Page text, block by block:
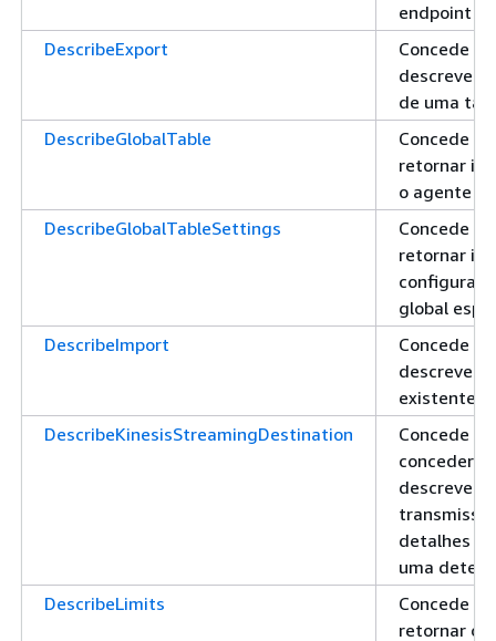
endpoint
DescribeExport
Concede
descrever
de uma
DescribeGlobalTable
Concede
retornar
o agente
DescribeGlobalTableSettings
Concede
retornar
global
DescribeImport
Concede
descrever
existente
DescribeKinesisStreamingDestination
Concede
conceder
descrever
detalhes
uma
DescribeLimits
Concede
retornar os